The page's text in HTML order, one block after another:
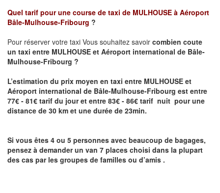
Quel tarif pour une course de taxi de MULHOUSE à Aéroport
Bâle-Mulhouse-Fribourg ?
Pour réserver votre taxi Vous souhaitez savoir combien coute
un taxi entre MULHOUSE et Aéroport international de Bâle-
Mulhouse-Fribourg ?
L’estimation du prix moyen en taxi entre MULHOUSE et
Aéroport international de Bâle-Mulhouse-Fribourg est entre
77€ - 81€ tarif du jour et entre 83€ - 86€ tarif nuit pour une
distance de 30 km et une durée de 23min.
Si vous êtes 4 ou 5 personnes avec beaucoup de bagages,
pensez à demander un van 7 places choisi dans la plupart
des cas par les groupes de familles ou d’amis .